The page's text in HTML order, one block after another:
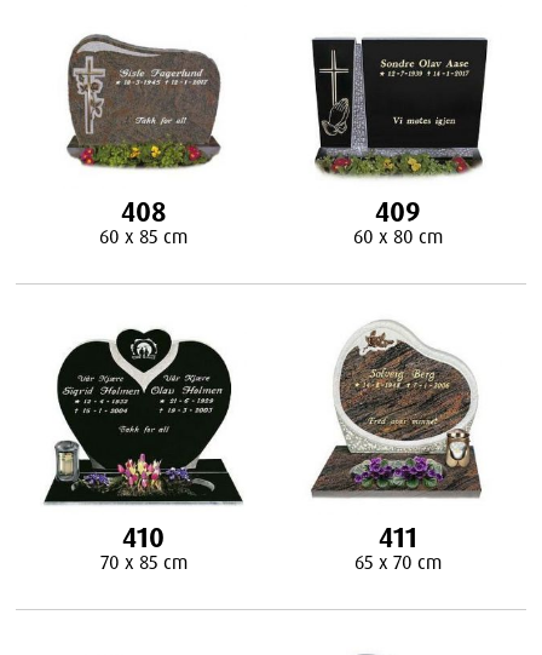
408
60 x 85 cm
409
60 x 80 cm
410
70 x 85 cm
411
65 x 70 cm